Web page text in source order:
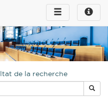
Toggle
infos
Toggle
navigation
de la recherche